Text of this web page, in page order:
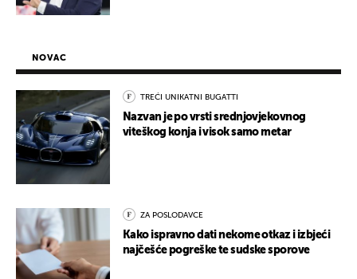
NOVAC
TREĆI UNIKATNI BUGATTI
Nazvan je po vrsti srednjovjekovnog
viteškog konja i visok samo metar
ZA POSLODAVCE
Kako ispravno dati nekome otkaz i izbjeći
najčešće pogreške te sudske sporove